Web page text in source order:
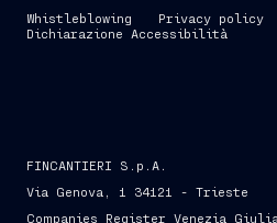
Whistleblowing Privacy policy
Dichiarazione Accessibilità
FINCANTIERI S.p.A.
Via Genova, 1 34121 - Trieste
Companies Register Venezia